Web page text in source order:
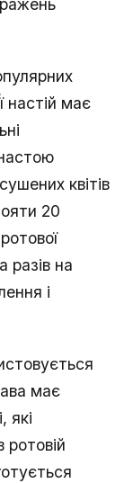
настій має
квітів
20
разів на
і
має
які